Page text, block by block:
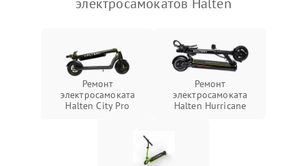
Ремонт
электросамоката
Halten City Pro
Ремонт
электросамоката
Halten Hurricane